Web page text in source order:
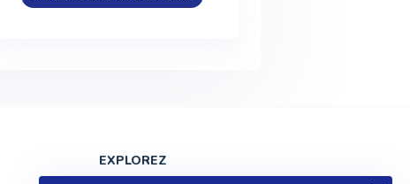
EXPLOREZ